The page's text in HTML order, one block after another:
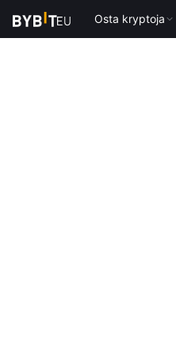
Osta kryptoja